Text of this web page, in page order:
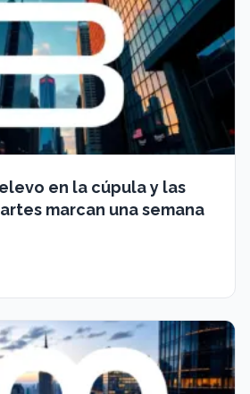
en la cúpula y las
marcan una semana